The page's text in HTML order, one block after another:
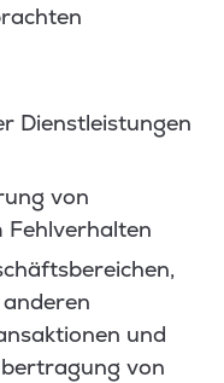
Dienstleistungen
von
und
von